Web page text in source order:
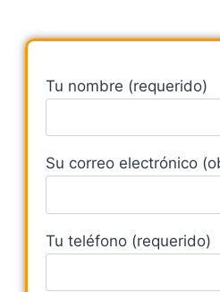
Tu nombre (requerido)
Su correo electrónico
Tu teléfono (requerido)